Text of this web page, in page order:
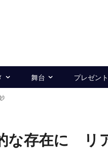
舞台 プレゼント
な存在に リ